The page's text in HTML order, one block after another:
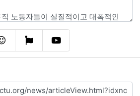
이모티콘폰트어썸동영상